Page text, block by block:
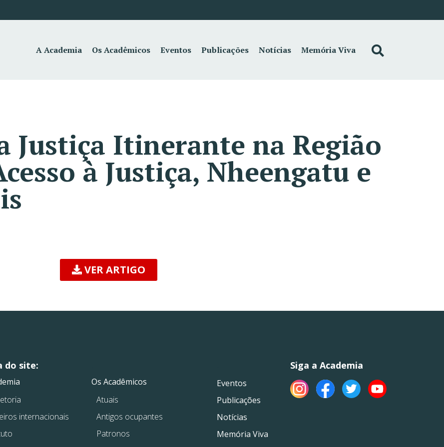
A Academia Os Acadêmicos Eventos Publicações Notícias Memória Viva
Justiça Itinerante na Região
à Justiça, Nheengatu e
VER ARTIGO
do site:
internacionais
Os Acadêmicos
Atuais
Antigos ocupantes
Patronos
Eventos
Publicações
Notícias
Memória Viva
Siga a Academia